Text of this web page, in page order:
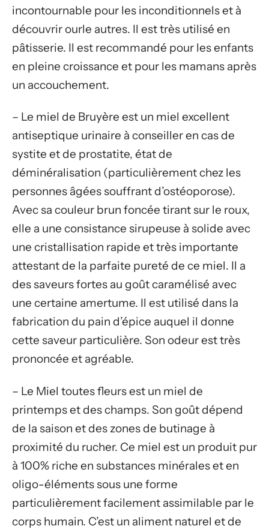
incontournable pour les inconditionnels et à
découvrir ourle autres. Il est très utilisé en
pâtisserie. Il est recommandé pour les enfants
en pleine croissance et pour les mamans après
un accouchement.
– Le miel de Bruyère est un miel excellent
antiseptique urinaire à conseiller en cas de
systite et de prostatite, état de
déminéralisation (particulièrement chez les
personnes âgées souffrant d’ostéoporose).
Avec sa couleur brun foncée tirant sur le roux,
elle a une consistance sirupeuse à solide avec
une cristallisation rapide et très importante
attestant de la parfaite pureté de ce miel. Il a
des saveurs fortes au goût caramélisé avec
une certaine amertume. Il est utilisé dans la
fabrication du pain d’épice auquel il donne
cette saveur particulière. Son odeur est très
prononcée et agréable.
– Le Miel toutes fleurs est un miel de
printemps et des champs. Son goût dépend
de la saison et des zones de butinage à
proximité du rucher. Ce miel est un produit pur
à 100% riche en substances minérales et en
oligo-éléments sous une forme
particulièrement facilement assimilable par le
corps humain. C’est un aliment naturel et de